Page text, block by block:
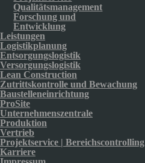
Qualitätsmanagement
Forschung und
Entwicklung
Leistungen
Logistikplanung
Entsorgungslogistik
Versorgungslogistik
Lean Construction
Zutrittskontrolle und Bewachung
Baustelleneinrichtung
ProSite
Unternehmenszentrale
Produktion
Vertrieb
Projektservice | Bereichscontrolling
Karriere